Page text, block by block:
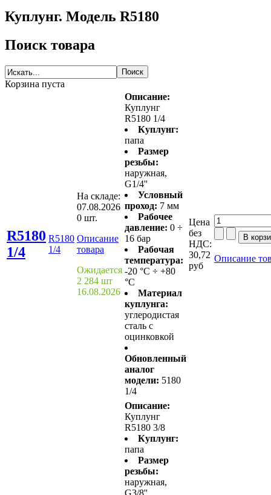
Куплунг. Модель R5180
Поиск товара
Корзина пуста
R5180
1/4
R5180
1/4
На складе:
07.08.2026
0 шт.
Описание
товара
Ожидается
2 284 шт
16.08.2026
Описание:
Куплунг
R5180 1/4
Куплунг:
папа
Размер
резьбы:
наружная,
G1/4''
Условный
проход: 7 мм
Рабочее
давление: 0 ÷
16 бар
Рабочая
температура:
-20 °C ÷ +80
°C
Материал
куплунга:
углеродистая
сталь с
оцинковкой
Обновленный
аналог
модели: 5180
1/4
Цена
без
НДС:
30,72
руб
Описание
Описание:
Куплунг
R5180 3/8
Куплунг:
папа
Размер
резьбы:
наружная,
G3/8''